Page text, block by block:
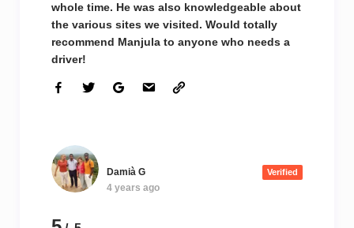
whole time. He was also knowledgeable about
the various sites we visited. Would totally
recommend Manjula to anyone who needs a
driver!
Damià G Verified
4 years ago